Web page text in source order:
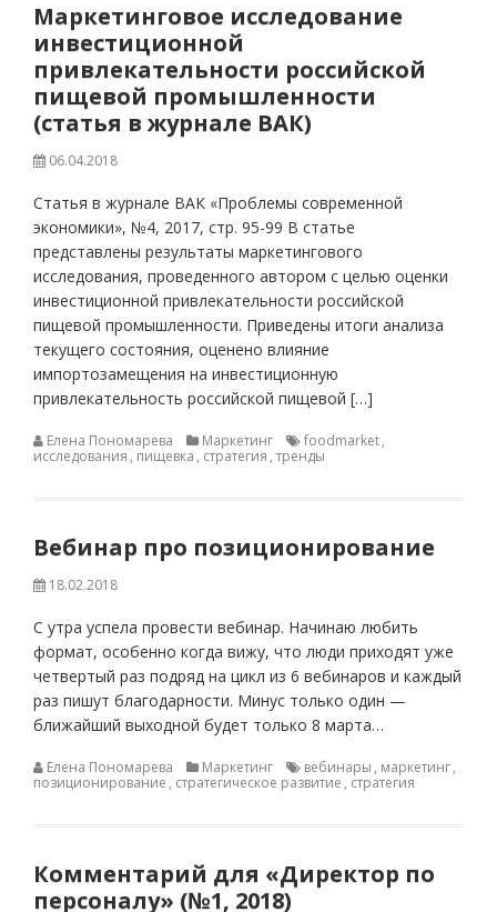
Маркетинговое исследование
инвестиционной
привлекательности российской
пищевой промышленности
(статья в журнале ВАК)
06.04.2018
Статья в журнале ВАК «Проблемы современной
экономики», №4, 2017, стр. 95-99 В статье
представлены результаты маркетингового
исследования, проведенного автором с целью оценки
инвестиционной привлекательности российской
пищевой промышленности. Приведены итоги анализа
текущего состояния, оценено влияние
импортозамещения на инвестиционную
привлекательность российской пищевой […]
Елена Пономарева Маркетинг foodmarket,
исследования , пищевка , стратегия , тренды
Вебинар про позиционирование
18.02.2018
С утра успела провести вебинар. Начинаю любить
формат, особенно когда вижу, что люди приходят уже
четвертый раз подряд на цикл из 6 вебинаров и каждый
раз пишут благодарности. Минус только один —
ближайший выходной будет только 8 марта…
Елена Пономарева Маркетинг вебинары , маркетинг,
позиционирование , стратегическое развитие , стратегия
Комментарий для «Директор по
персоналу» (№1, 2018)